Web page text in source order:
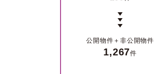
公開物件＋ 非公開物件
1,267件